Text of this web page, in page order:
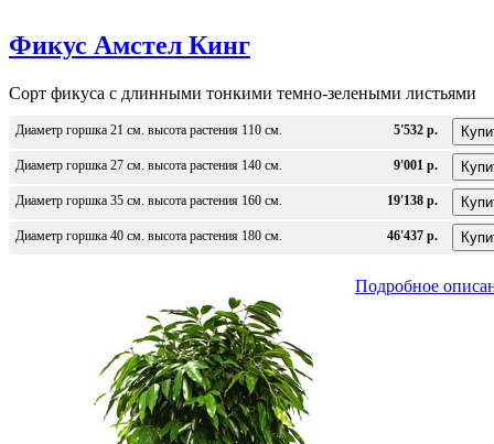
Фикус Амстел Кинг
Сорт фикуса с длинными тонкими темно-зелеными листьями
Диаметр горшка 21 см. высота растения 110 см. 5'532 р.
Диаметр горшка 27 см. высота растения 140 см. 9'001 р.
Диаметр горшка 35 см. высота растения 160 см. 19'138 р.
Диаметр горшка 40 см. высота растения 180 см. 46'437 р.
Подробное